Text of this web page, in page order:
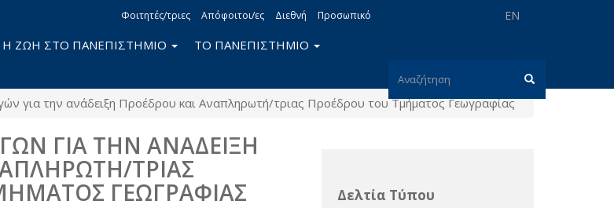
EN
Φοιτητές/τριες Απόφοιτοι/ες Διεθνή Προσωπικό
Φόρμα
αναζήτησης
Αναζήτηση
Η ΖΩΗ ΣΤΟ ΠΑΝΕΠΙΣΤΗΜΙΟ ΤΟ ΠΑΝΕΠΙΣΤΗΜΙΟ
για την ανάδειξη Προέδρου και Αναπληρωτή/τριας Προέδρου του Τμήματος Γεωγραφίας
ΓΙΑ ΤΗΝ ΑΝΑΔΕΙΞΗ
ΤΡΙΑΣ
ΓΕΩΓΡΑΦΙΑΣ Δελτία Τύπου